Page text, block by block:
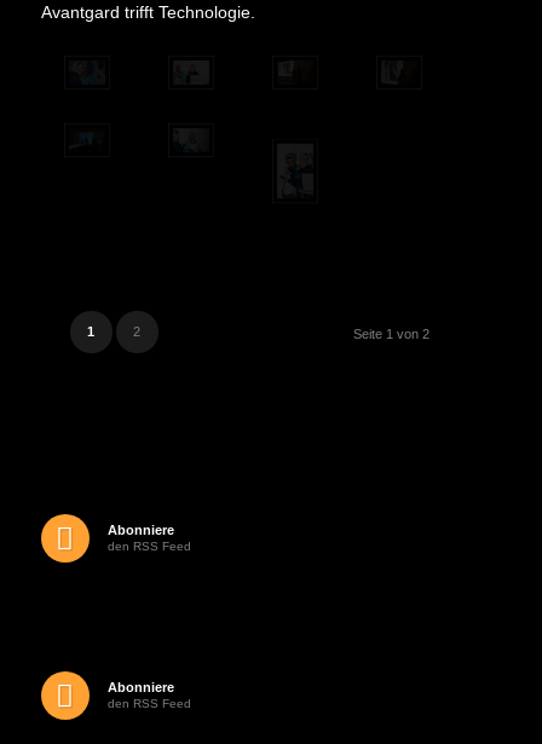
Avantgard trifft Technologie.
Seite 1 von 2
1 2
Abonniere
den RSS Feed
Abonniere
den RSS Feed